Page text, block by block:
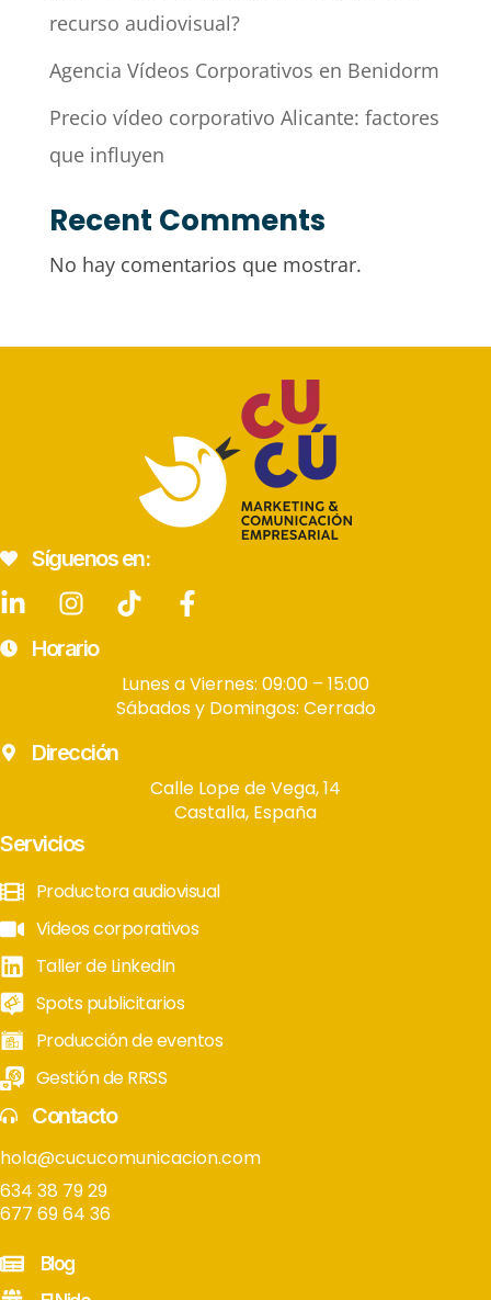
recurso audiovisual?
Agencia Vídeos Corporativos en Benidorm
Precio vídeo corporativo Alicante: factores
que influyen
Recent Comments
No hay comentarios que mostrar.
Síguenos en:
Horario
Lunes a Viernes: 09:00 – 15:00
Sábados y Domingos: Cerrado
Dirección
Calle Lope de Vega, 14
Castalla, España
Servicios
Productora audiovisual
Videos corporativos
Taller de LinkedIn
Spots publicitarios
Producción de eventos
Gestión de RRSS
Contacto
hola@cucucomunicacion.com
634 38 79 29
677 69 64 36
Blog